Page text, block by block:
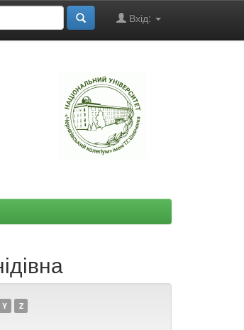
Вхід:
Y Z